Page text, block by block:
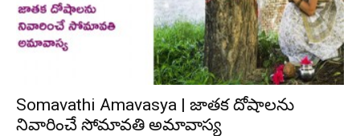
Somavathi Amavasya | జాతక దోషాలను
నివారించే సోమావతి అమావాస్య